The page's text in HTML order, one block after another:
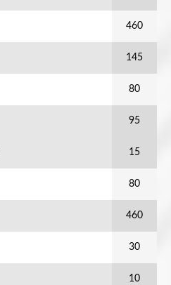
460
145
80
95
15
80
460
30
10